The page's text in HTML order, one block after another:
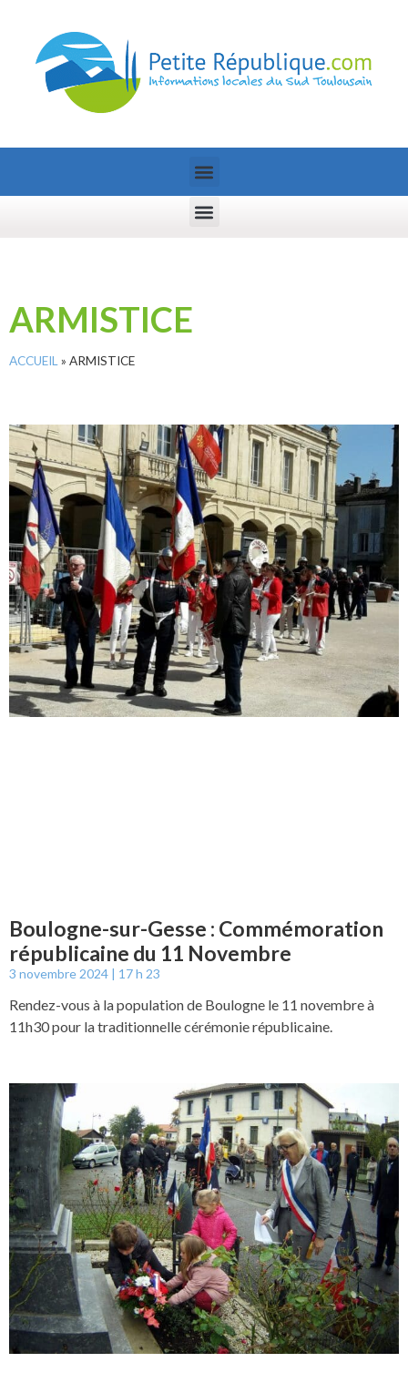
ARMISTICE
ACCUEIL » ARMISTICE
Boulogne-sur-Gesse : Commémoration
républicaine du 11 Novembre
3 novembre 2024 17 h 23
Rendez-vous à la population de Boulogne le 11 novembre à
11h30 pour la traditionnelle cérémonie républicaine.